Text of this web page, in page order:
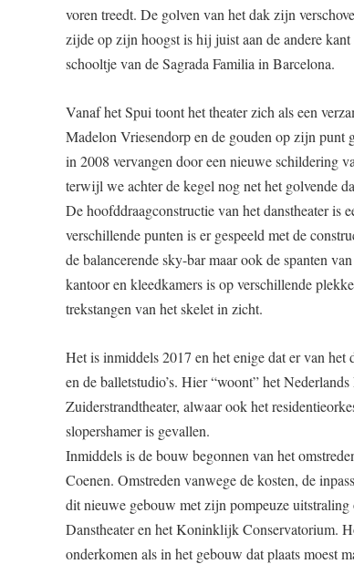
voren treedt. De golven van het dak zijn
zijde op zijn hoogst is hij juist aan de andere
schooltje van de Sagrada Familia in Barcelona.
Vanaf het Spui toont het theater zich als een
Madelon Vriesendorp en de gouden op zijn punt
in 2008 vervangen door een nieuwe schildering
terwijl we achter de kegel nog net het golvende
De hoofddraagconstructie van het danstheater is
verschillende punten is er gespeeld met de
de balancerende sky-bar maar ook de spanten
kantoor en kleedkamers is op verschillende
trekstangen van het skelet in zicht.
Het is inmiddels 2017 en het enige dat er van het
en de balletstudio’s. Hier “woont” het
Zuiderstrandtheater, alwaar ook het
slopershamer is gevallen.
Inmiddels is de bouw begonnen van het
Coenen. Omstreden vanwege de kosten, de
dit nieuwe gebouw met zijn pompeuze
Danstheater en het Koninklijk Conservatorium.
onderkomen als in het gebouw dat plaats moest